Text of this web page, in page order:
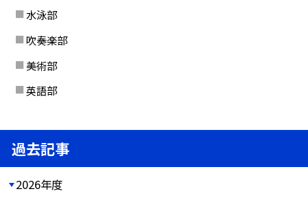
水泳部
吹奏楽部
美術部
英語部
過去記事
2026年度